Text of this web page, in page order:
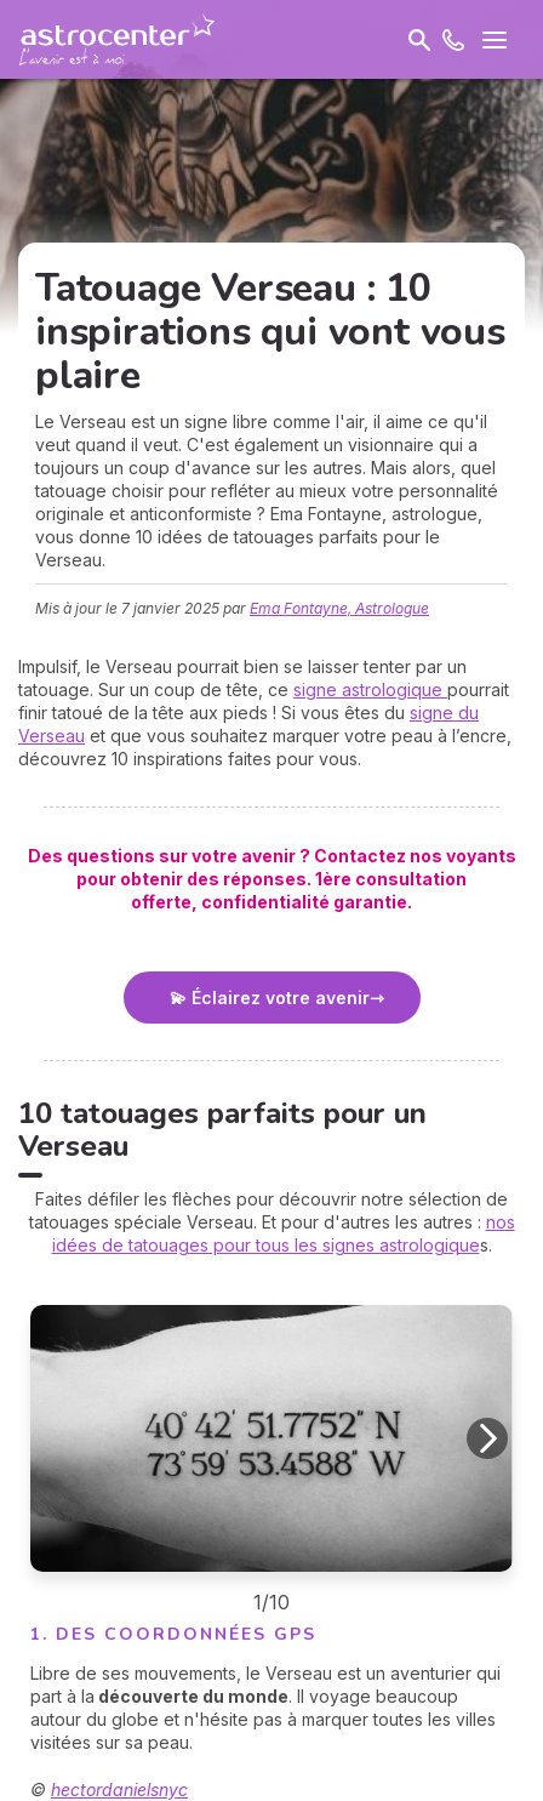
Tatouage Verseau : 10
inspirations qui vont vous
plaire
Le Verseau est un signe libre comme l'air, il aime ce qu'il
veut quand il veut. C'est également un visionnaire qui a
toujours un coup d'avance sur les autres. Mais alors, quel
tatouage choisir pour refléter au mieux votre personnalité
originale et anticonformiste ? Ema Fontayne, astrologue,
vous donne 10 idées de tatouages parfaits pour le
Verseau.
Mis à jour le 7 janvier 2025 par Ema Fontayne, Astrologue
Impulsif, le Verseau pourrait bien se laisser tenter par un
tatouage. Sur un coup de tête, ce signe astrologique pourrait
finir tatoué de la tête aux pieds ! Si vous êtes du signe du
Verseau et que vous souhaitez marquer votre peau à l’encre,
découvrez 10 inspirations faites pour vous.
Des questions sur votre avenir ? Contactez nos voyants
pour obtenir des réponses. 1ère consultation
offerte, confidentialité garantie.
💫 Éclairez votre avenir
10 tatouages parfaits pour un
Verseau
Faites défiler les flèches pour découvrir notre sélection de
tatouages spéciale Verseau. Et pour d'autres les autres : nos
idées de tatouages pour tous les signes astrologiques.
1. DES COORDONNÉES GPS
Libre de ses mouvements, le Verseau est un aventurier qui
part à la découverte du monde. Il voyage beaucoup
autour du globe et n'hésite pas à marquer toutes les villes
visitées sur sa peau.
© hectordanielsnyc
1/10